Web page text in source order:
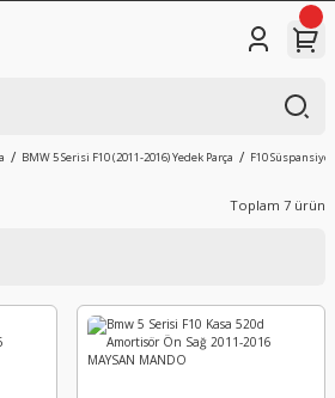
BMW 5 Serisi F10 (2011-2016) Yedek Parça F10
Toplam 7 ürün